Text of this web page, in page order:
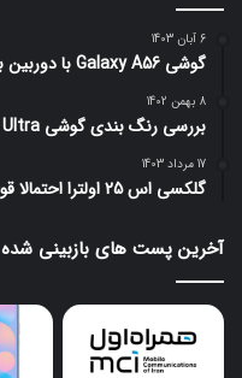
6 آبان 1403
گوشی Galaxy A56 با دوربین بهتر همراه است
8 بهمن 1402
بررسی رنگ بندی گوشی Galaxy S24 Ultra؛ کدام رنگ را بخریم
17 مرداد 1403
گلکسی اس 25 اولترا احتمالا قوی تر از آیفون 16 پرو است
آخرین پست های بازبینی شده